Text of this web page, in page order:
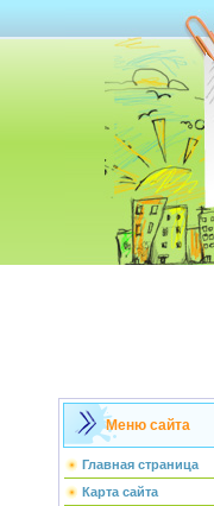
Меню сайта
Главная страница
Карта сайта